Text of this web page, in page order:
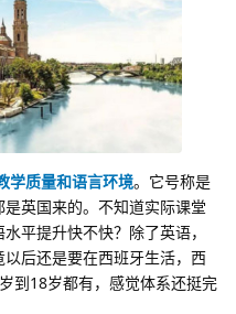
学质量和语言环境。它号称是
英国来的。不知道实际课堂
平提升快不快？除了英语，
后还是要在西班牙生活，西
到18岁都有，感觉体系还挺完